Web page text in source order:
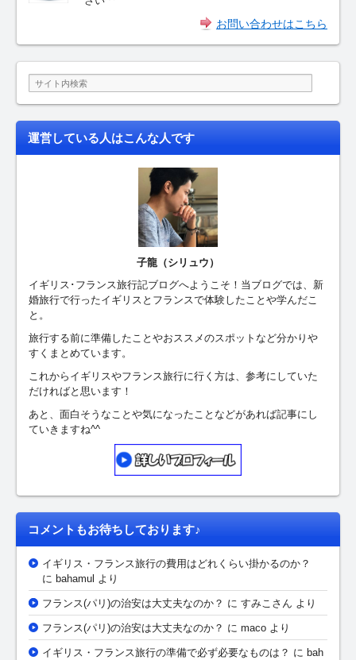
お問い合わせはこちら
運営している人はこんな人です
子龍（シリュウ）
イギリス･フランス旅行記ブログへようこそ！当ブログでは、新
婚旅行で行ったイギリスとフランスで体験したことや学んだこ
と。
旅行する前に準備したことやおススメのスポットなど分かりや
すくまとめています。
これからイギリスやフランス旅行に行く方は、参考にしていた
だければと思います！
あと、面白そうなことや気になったことなどがあれば記事にし
ていきますね^^
コメントもお待ちしております♪
イギリス・フランス旅行の費用はどれくらい掛かるのか？
に bahamul より
フランス(パリ)の治安は大丈夫なのか？ に すみこさん より
フランス(パリ)の治安は大丈夫なのか？ に maco より
イギリス・フランス旅行の準備で必ず必要なものは？ に bah